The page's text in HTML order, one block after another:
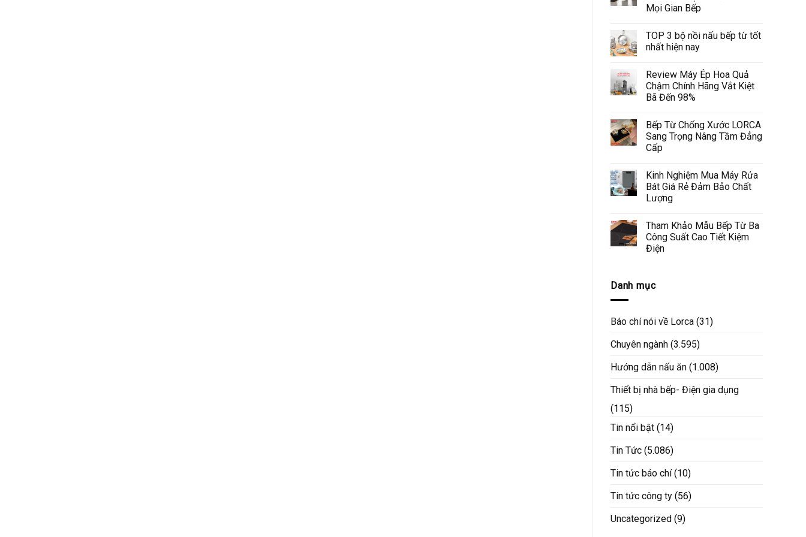
Mọi Gian Bếp
TOP 3 bộ nồi nấu bếp từ tốt
nhất hiện nay
Review Máy Ép Hoa Quả
Chậm Chính Hãng Vắt Kiệt
Bã Đến 98%
Bếp Từ Chống Xước LORCA
Sang Trọng Nâng Tầm Đẳng
Cấp
Kinh Nghiệm Mua Máy Rửa
Bát Giá Rẻ Đảm Bảo Chất
Lượng
Tham Khảo Mẫu Bếp Từ Ba
Công Suất Cao Tiết Kiệm
Điện
Danh mục
Báo chí nói về Lorca (31)
Chuyên ngành (3.595)
Hướng dẫn nấu ăn (1.008)
Thiết bị nhà bếp- Điện gia dụng
(115)
Tin nổi bật (14)
Tin Tức (5.086)
Tin tức báo chí(10)
Tin tức công ty (56)
Uncategorized (9)